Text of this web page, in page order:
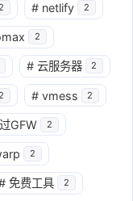
# netlify 2
2
# 云服务器 2
2 # vmess 2
GFW 2
2
免费工具 2